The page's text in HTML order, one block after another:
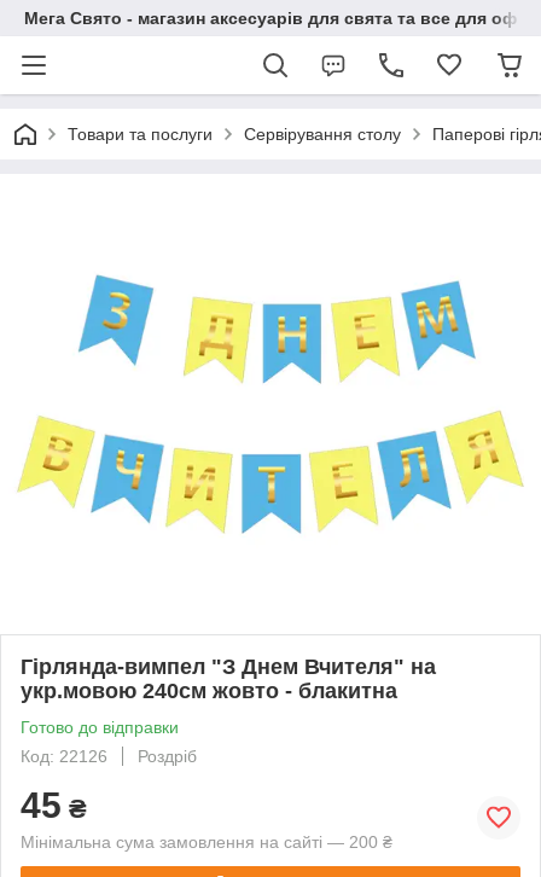
Мега Свято - магазин аксесуарів для свята та все для
Товари та послуги Сервірування столу Паперові
Гірлянда-вимпел "З Днем Вчителя" на
укр.мовою 240см жовто - блакитна
Готово до відправки
Код: 22126
Роздріб
45 ₴
Мінімальна сума замовлення на сайті — 200 ₴